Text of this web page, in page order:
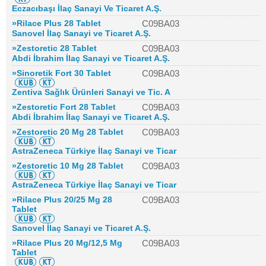
Eczacıbaşı İlaç Sanayi Ve Ticaret A.Ş.
»Rilace Plus 28 Tablet
C09BA03
Sanovel İlaç Sanayi ve Ticaret A.Ş.
»Zestoretic 28 Tablet
C09BA03
Abdi İbrahim İlaç Sanayi ve Ticaret A.Ş.
»Sinoretik Fort 30 Tablet
C09BA03
Zentiva Sağlık Ürünleri Sanayi ve Tic. A
»Zestoretic Fort 28 Tablet
C09BA03
Abdi İbrahim İlaç Sanayi ve Ticaret A.Ş.
»Zestoretic 20 Mg 28 Tablet
C09BA03
AstraZeneca Türkiye İlaç Sanayi ve Ticar
»Zestoretic 10 Mg 28 Tablet
C09BA03
AstraZeneca Türkiye İlaç Sanayi ve Ticar
»Rilace Plus 20/25 Mg 28
Tablet
C09BA03
Sanovel İlaç Sanayi ve Ticaret A.Ş.
»Rilace Plus 20 Mg/12,5 Mg
Tablet
C09BA03